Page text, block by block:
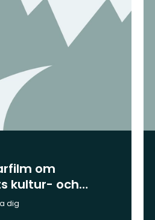
om
kultur- och
dig